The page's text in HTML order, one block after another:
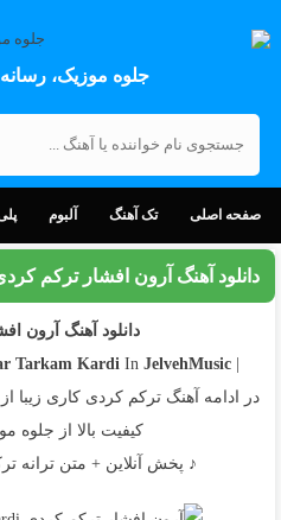
جلوه موزیک،
صفحه اصلی تک آهنگ آلبوم
دانلود آهنگ آرون افشار ترکم
دانلود آهنگ آرون
Tarkam Kardi InJelvehMusic |
در ادامه آهنگ ترکم کردی کاری زیبا از
کیفیت بالا از جلوه
♪ پخش آنلاین + متن ترانه